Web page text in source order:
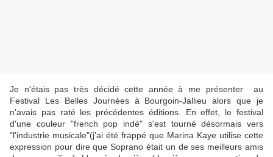
Je n'étais pas très décidé cette année à me présenter au
Festival Les Belles Journées à Bourgoin-Jallieu alors que je
n'avais pas raté les précédentes éditions. En effet, le festival
d'une couleur "french pop indé" s'est tourné désormais vers
"l'industrie musicale"(j'ai été frappé que Marina Kaye utilise cette
expression pour dire que Soprano était un de ses meilleurs amis